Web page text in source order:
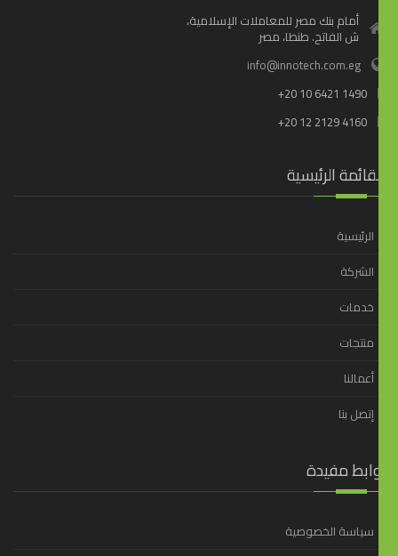
أمام بنك مصر للمعاملات الإسلامية،
ش الفاتح. طنطا، مصر
info@innotech.com.eg
+20 10 6421 1490
+20 12 2129 4160
الرئيسية
الرئيسية
الشركة
خدمات
منتجات
أعمالنا
إتصل بنا
مفيدة
سياسة الخصوصية